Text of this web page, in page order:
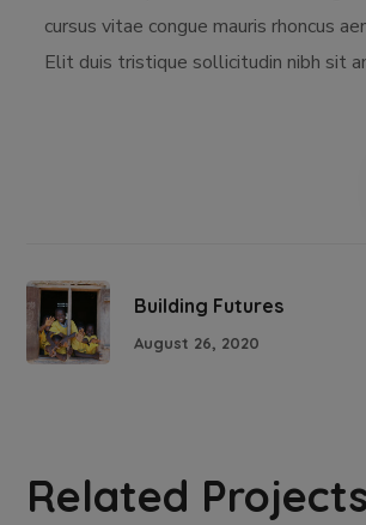
cursus vitae congue mauris rhoncus
Elit duis tristique sollicitudin nibh sit
Building Futures
August 26, 2020
Related Projects